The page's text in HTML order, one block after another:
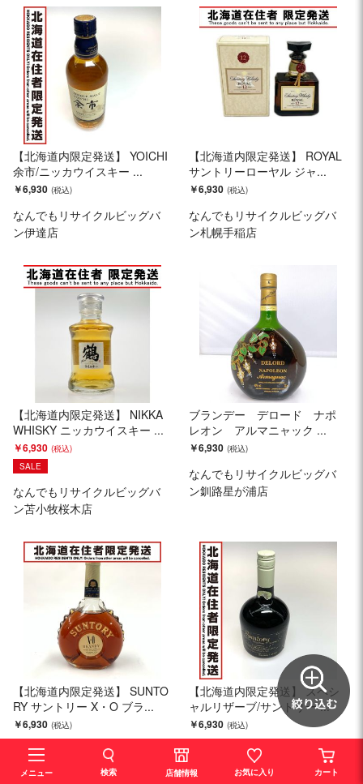
【北海道内限定発送】 YOICHI
余市/ニッカウイスキー ...
￥6,930
なんでもリサイクルビッグバ
ン伊達店
【北海道内限定発送】 ROYAL
サントリーローヤル ジャ...
￥6,930
なんでもリサイクルビッグバ
ン札幌手稲店
【北海道内限定発送】 NIKKA
WHISKY ニッカウイスキー ...
￥6,930
SALE
なんでもリサイクルビッグバ
ン苫小牧桜木店
ブランデー デロード ナポ
レオン アルマニャック ...
￥6,930
なんでもリサイクルビッグバ
ン釧路星が浦店
【北海道内限定発送】 SUNTO
RY サントリー X・O ブラ...
￥6,930
なんでもリサイクルビッグバ
ン函館花園店
【北海道内限定発送】 スペシ
ャルリザーブ/サントリー ...
￥6,930
なんでもリサイクルビッグバ
ン伊達店
メニュー 検索 店舗情報 お気に入り カート